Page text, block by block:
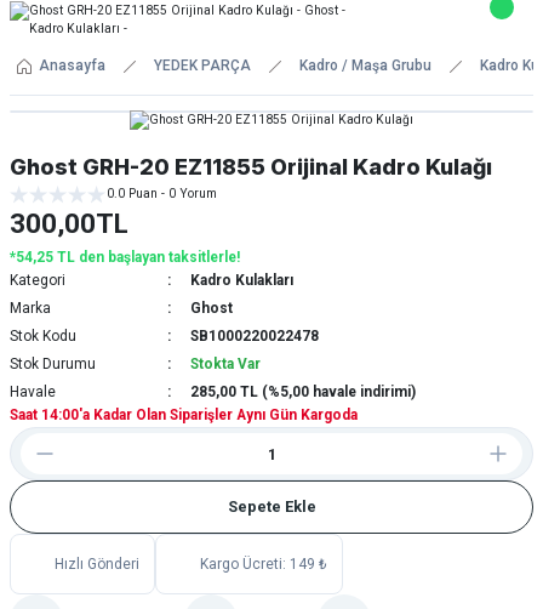
Anasayfa YEDEK PARÇA Kadro / Maşa Grubu Kadro
Ghost GRH-20 EZ11855 Orijinal Kadro Kulağı
0.0 Puan - 0 Yorum
300,00TL
*54,25 TL den başlayan taksitlerle!
Kategori
Kadro Kulakları
Marka
Ghost
Stok Kodu
SB1000220022478
Stok Durumu
Stokta Var
Havale
285,00 TL (%5,00 havale indirimi)
Saat 14:00'a Kadar Olan Siparişler Aynı Gün Kargoda
Sepete Ekle
Hızlı Gönderi Kargo Ücreti: 149 ₺